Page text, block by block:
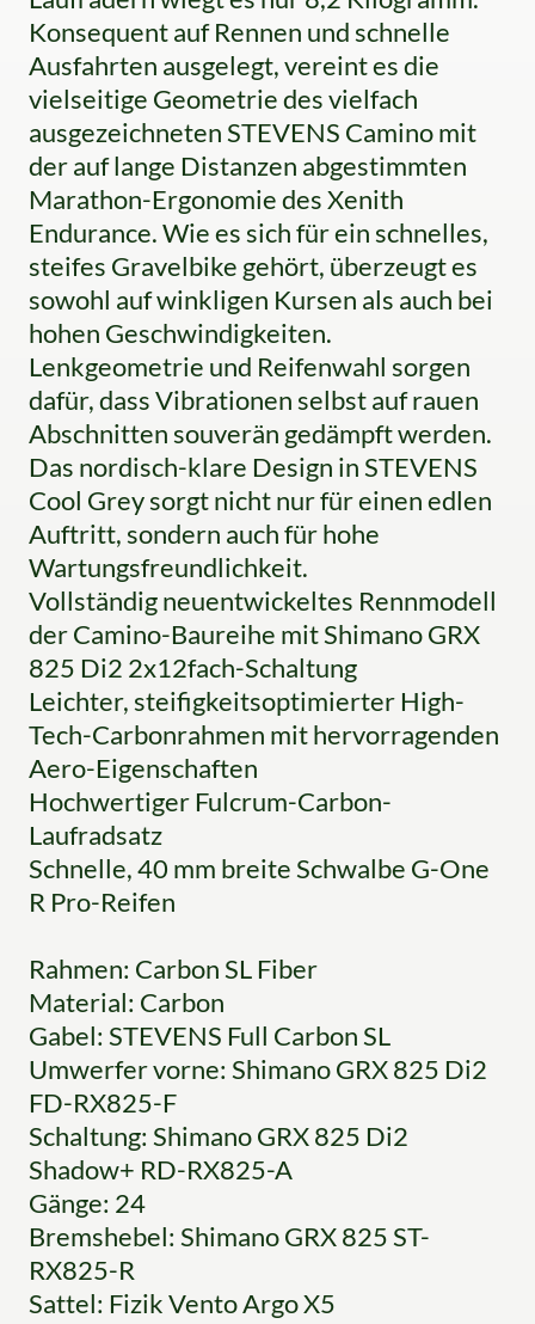
Konsequent auf Rennen und schnelle
Ausfahrten ausgelegt, vereint es die
vielseitige Geometrie des vielfach
ausgezeichneten STEVENS Camino mit
der auf lange Distanzen abgestimmten
Marathon-Ergonomie des Xenith
Endurance. Wie es sich für ein schnelles,
steifes Gravelbike gehört, überzeugt es
sowohl auf winkligen Kursen als auch bei
hohen Geschwindigkeiten.
Lenkgeometrie und Reifenwahl sorgen
dafür, dass Vibrationen selbst auf rauen
Abschnitten souverän gedämpft werden.
Das nordisch-klare Design in STEVENS
Cool Grey sorgt nicht nur für einen edlen
Auftritt, sondern auch für hohe
Wartungsfreundlichkeit.
Vollständig neuentwickeltes Rennmodell
der Camino-Baureihe mit Shimano GRX
825 Di2 2x12fach-Schaltung
Leichter, steifigkeitsoptimierter High-
Tech-Carbonrahmen mit hervorragenden
Aero-Eigenschaften
Hochwertiger Fulcrum-Carbon-
Laufradsatz
Schnelle, 40 mm breite Schwalbe G-One
R Pro-Reifen
Rahmen: Carbon SL Fiber
Material: Carbon
Gabel: STEVENS Full Carbon SL
Umwerfer vorne: Shimano GRX 825 Di2
FD-RX825-F
Schaltung: Shimano GRX 825 Di2
Shadow+ RD-RX825-A
Gänge: 24
Bremshebel: Shimano GRX 825 ST-
RX825-R
Sattel: Fizik Vento Argo X5